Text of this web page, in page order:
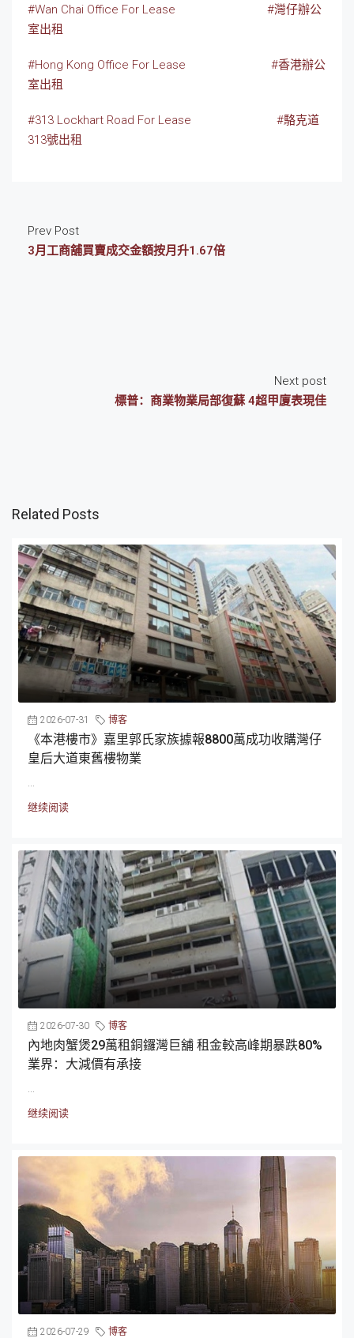
#Wan Chai Office For Lease
#灣仔辦公
室出租
#Hong Kong Office For Lease
#香港辦公
室出租
#313 Lockhart Road For Lease
#駱克道
313號出租
Prev Post
3月工商舖買賣成交金額按月升1.67倍
Next post
標普：商業物業局部復蘇 4超甲廈表現佳
Related Posts
2026-07-31 博客
《本港樓市》嘉里郭氏家族據報8800萬成功收購灣仔
皇后大道東舊樓物業
继续阅读
2026-07-30 博客
內地肉蟹煲29萬租銅鑼灣巨舖 租金較高峰期暴跌80%
業界：大減價有承接
继续阅读
2026-07-29 博客